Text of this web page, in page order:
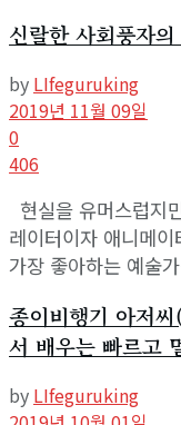
신랄한 사회풍자
by LIfeguruking
2019년 11월 09일
0
406
현실을 유머스럽지
레이터이자 애니메
가장 좋아하는 예술
종이비행기 아저
서 배우는 빠르고
by LIfeguruking